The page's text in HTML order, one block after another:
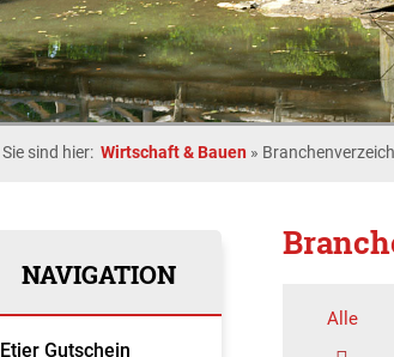
Sie sind hier: Wirtschaft & Bauen »
NAVIGATION
Etjer Gutschein
Alle